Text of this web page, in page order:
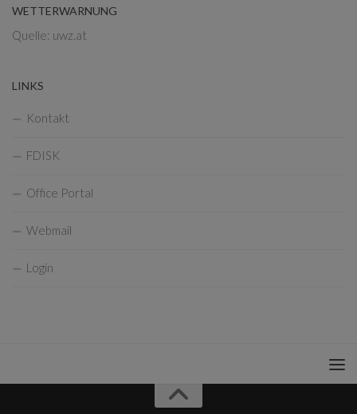
WETTERWARNUNG
Quelle: uwz.at
LINKS
Kontakt
FDISK
Office Portal
Webmail
Login